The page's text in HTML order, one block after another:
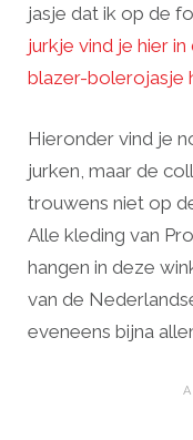
jasje dat ik op de
jurkje vind je hier
blazer-bolerojasje
Hieronder vind je
jurken, maar de
trouwens niet op
Alle kleding van
hangen in deze
van de
eveneens bijna